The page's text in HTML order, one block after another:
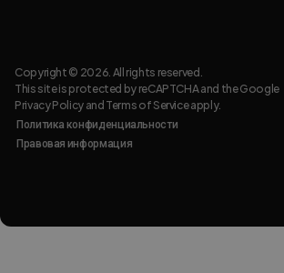
Copyright © 2026. All rights reserved.
This site is protected by reCAPTCHA and the Google
Privacy Policyand Terms of Serviceapply.
Политика конфиденциальности
Правовая информация